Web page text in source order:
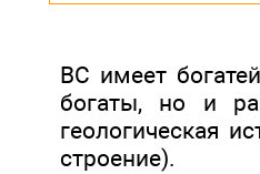
ВС имеет
богаты, но и
геологическая
строение).